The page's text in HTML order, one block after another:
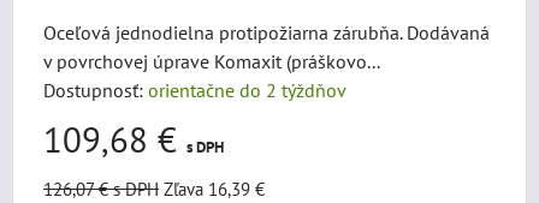
Oceľová jednodielna protipožiarna zárubňa. Dodávaná
v povrchovej úprave Komaxit (práškovo...
Dostupnosť: orientačne do 2 týždňov
109,68 € s DPH
126,07 €s DPH Zľava 16,39 €